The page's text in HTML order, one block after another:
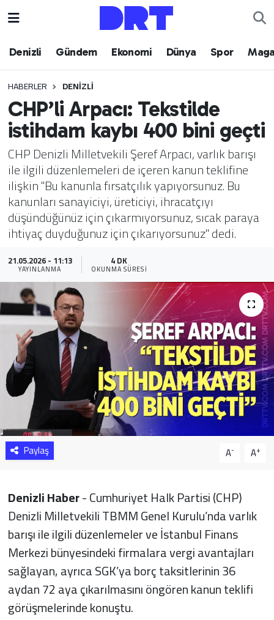
Denizli Gündem Ekonomi Dünya Spor
HABERLER DENIZLI
CHP’li Arpacı: Tekstilde
istihdam kaybı 400 bini geçti
CHP Denizli Milletvekili Şeref Arpacı, varlık barışı
ile ilgili düzenlemeleri de içeren kanun teklifine
ilişkin "Bu kanunla fırsatçılık yapıyorsunuz. Bu
kanunları sanayiciyi, üreticiyi, ihracatçıyı
düşündüğünüz için çıkarmıyorsunuz, sıcak paraya
ihtiyaç duyduğunuz için çıkarıyorsunuz" dedi.
21.05.2026 - 11:13
YAYINLANMA
4 DK
OKUNMA SÜRESI
Paylaş A- A+
Denizli Haber- Cumhuriyet Halk Partisi (CHP)
Denizli Milletvekili TBMM Genel Kurulu’nda varlık
barışı ile ilgili düzenlemeler ve İstanbul Finans
Merkezi bünyesindeki firmalara vergi avantajları
sağlayan, ayrıca SGK’ya borç taksitlerinin 36
aydan 72 aya çıkarılmasını öngören kanun teklifi
görüşmelerinde konuştu.
Denizli
Ekonomi
Dünya
Spor
Magazin
Teknoloji
Yaşam
Sağlık
Yazarlar
Resmi İlan
Resmi Reklam
Hava Durumu
Trafik Durumu
Puan Durumu ve Fikstür
Tüm Manşetler
Son Dakika Haberleri
Haber Arşivi